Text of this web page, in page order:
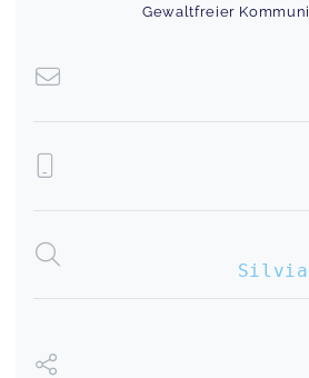
Gewaltfreier
Silvia